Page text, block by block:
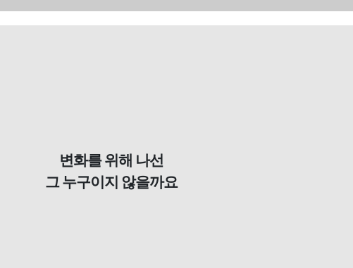
변화를 위해 나선
그 누구이지 않을까요